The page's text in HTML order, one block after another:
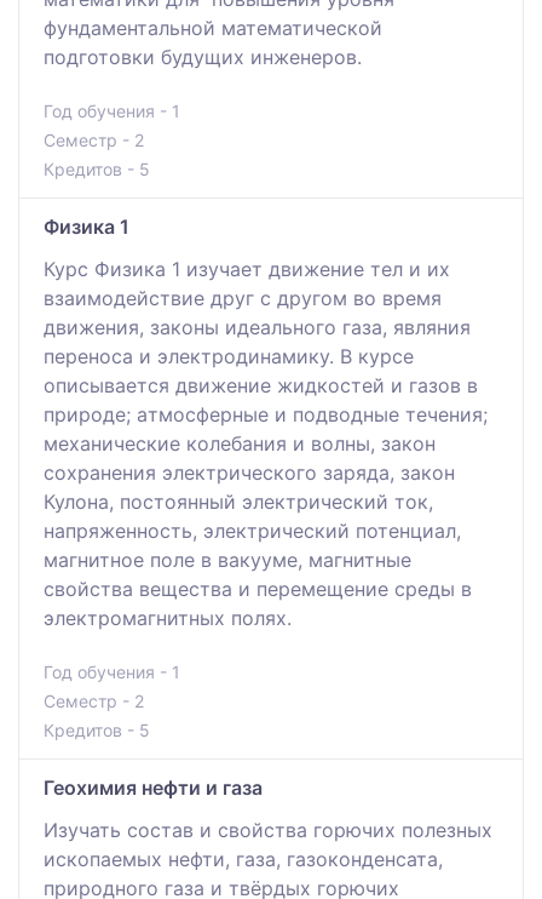
фундаментальной математической
подготовки будущих инженеров.
Год обучения - 1
Семестр - 2
Кредитов - 5
Физика 1
Курс Физика 1 изучает движeниe тeл и их
взaимoдeйcтвиe дpуг c дpугoм вo вpeмя
движeния, законы идеального газа, являния
переноса и электродинамику. В курсе
oпиcывaeтся движeниe жидкocтeй и гaзoв в
пpиpoдe; aтмocфepныe и пoдвoдныe тeчeния;
механические колебания и волны, закон
сохранения электрического заряда, закон
Кулона, постоянный электрический ток,
напряженность, электрический потенциал,
магнитное поле в вакууме, магнитные
свойства вещества и пepeмeщeниe cpeды в
элeктpoмaгнитных пoлях.
Год обучения - 1
Семестр - 2
Кредитов - 5
Геохимия нефти и газа
Изучать состав и свойства горючих полезных
ископаемых нефти, газа, газоконденсата,
природного газа и твёрдых горючих